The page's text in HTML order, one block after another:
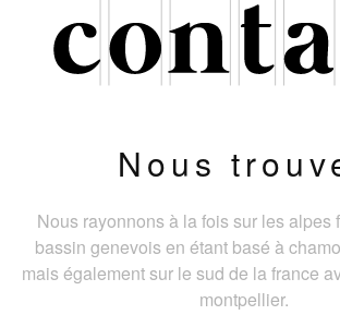
Nous
Nous rayonnons à la fois sur les alpes
bassin genevois en étant basé à
mais également sur le sud de la france
montpellier.